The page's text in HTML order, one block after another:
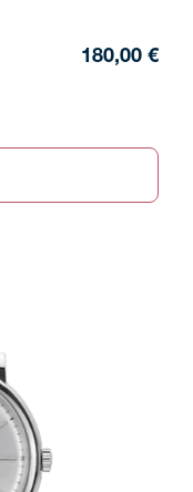
180,00 €